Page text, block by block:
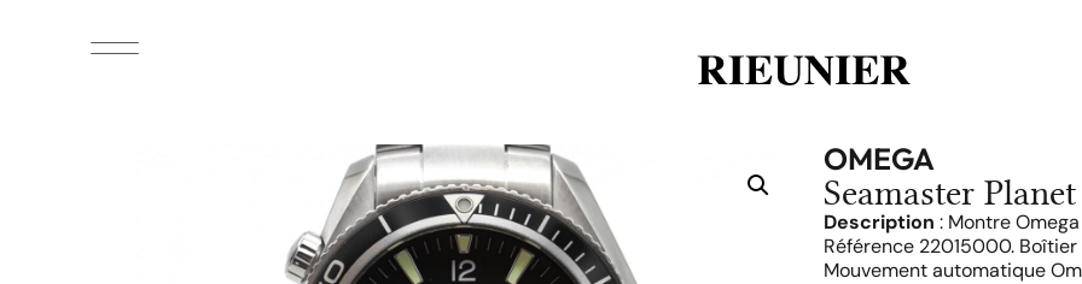
OMEGA
Seamaster
Description : Montre
Référence 22015000.
Mouvement automatique